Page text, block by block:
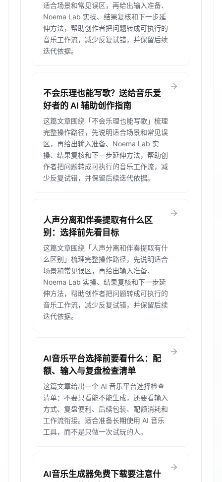
适合场景和常见误区，再给出输入准备、
Noema Lab 实操、结果复核和下一步延
伸方法，帮助创作者把问题转成可执行的
音乐工作流，减少反复试错，并保留后续
迭代依据。
不会乐理也能写歌？送给音乐爱
好者的 AI 辅助创作指南
这篇文章围绕「不会乐理也能写歌」梳理
完整操作路径，先说明适合场景和常见误
区，再给出输入准备、Noema Lab 实
操、结果复核和下一步延伸方法，帮助创
作者把问题转成可执行的音乐工作流，减
少反复试错，并保留后续迭代依据。
arrow_forward
人声分离和伴奏提取有什么区
别：选择前先看目标
这篇文章围绕「人声分离和伴奏提取有什
么区别」梳理完整操作路径，先说明适合
场景和常见误区，再给出输入准备、
Noema Lab 实操、结果复核和下一步延
伸方法，帮助创作者把问题转成可执行的
音乐工作流，减少反复试错，并保留后续
迭代依据。
arrow_forward
AI音乐平台选择前要看什么：配
额、输入与复盘检查清单
这篇文章给出一个 AI 音乐平台选择检查
清单：不要只看能不能生成，还要看输入
方式、复盘便利、后续包装、配额消耗和
工作流衔接。适合准备长期使用 AI 音乐
工具，而不是只做一次试玩的人。
arrow_forward
AI音乐生成器免费下载要注意什
arrow_forward